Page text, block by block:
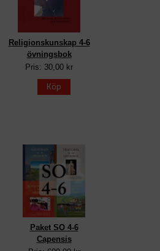
Religionskunskap 4-6
övningsbok
Pris: 30,00 kr
Köp
Paket SO 4-6
Capensis